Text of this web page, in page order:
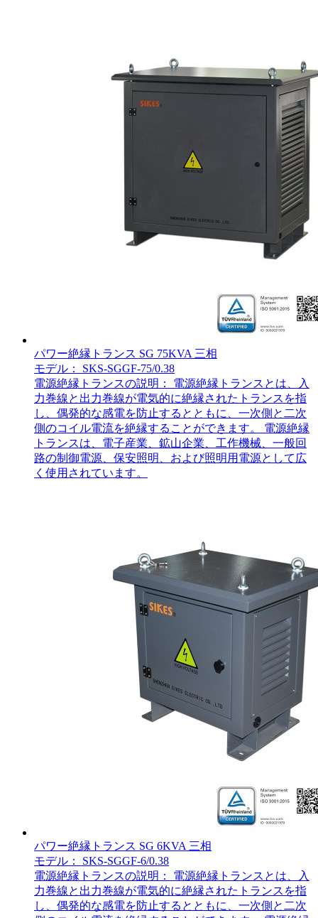
パワー絶縁トランス SG 75KVA 三相
モデル： SKS-SGGF-75/0.38
電源絶縁トランスの説明： 電源絶縁トランスとは、入
力巻線と出力巻線が電気的に絶縁されたトランスを指
し、偶発的な感電を防止するとともに、一次側と二次
側のコイル電流を絶縁することができます。 電源絶縁
トランスは、電子産業、鉱山企業、工作機械、一般回
路の制御電源、保安照明、および照明用電源として広
く使用されています。
パワー絶縁トランス SG 6KVA 三相
モデル： SKS-SGGF-6/0.38
電源絶縁トランスの説明： 電源絶縁トランスとは、入
力巻線と出力巻線が電気的に絶縁されたトランスを指
し、偶発的な感電を防止するとともに、一次側と二次